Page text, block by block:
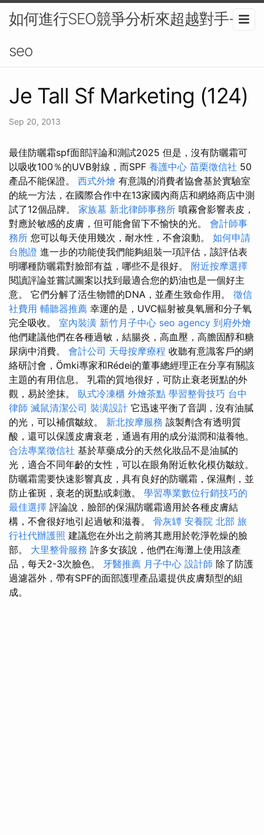
如何進行SEO競爭分析來超越對手-
seo
Je Tall Sf Marketing (124)
Sep 20, 2013
最佳防曬霜spf面部評論和測試2025 但是，沒有防曬霜可
以吸收100％的UVB射線，而SPF 養護中心 苗栗徵信社 50
產品不能保證。 西式外燴 有意識的消費者協會基於實驗室
的統一方法，在國際合作中在13家國內商店和網絡商店中測
試了12個品牌。 家族墓 新北律師事務所 噴霧會影響表皮，
對應於敏感的皮膚，但可能會留下不愉快的光。 會計師事
務所 您可以每天使用幾次，耐水性，不會滾動。 如何申請
台胞證 進一步的功能使我們能夠組裝一項評估，該評估表
明哪種防曬霜對臉部有益，哪些不是很好。 附近按摩選擇
閱讀評論並嘗試圖案以找到最適合您的奶油也是一個好主
意。 它們分解了活生物體的DNA，並產生致命作用。 徵信
社費用 輔聽器推薦 幸運的是，UVC輻射被臭氧層和分子氧
完全吸收。 室內裝潢 新竹月子中心 seo agency 到府外燴
他們建議他們在各種過敏，結腸炎，高血壓，高膽固醇和糖
尿病中消費。 會計公司 天母按摩療程 收聽有意識客戶的網
絡研討會，Ömki專家和Rédei的董事總經理正在分享有關該
主題的有用信息。 乳霜的質地很好，可防止衰老斑點的外
觀，易於塗抹。 臥式冷凍櫃 外燴茶點 學習整骨技巧 台中
律師 滅鼠清潔公司 裝潢設計 它迅速平衡了音調，沒有油膩
的光，可以補償皺紋。 新北按摩服務 該製劑含有透明質
酸，還可以保護皮膚衰老，通過有用的成分滋潤和滋養牠。
合法專業徵信社 基於草藥成分的天然化妝品不是油膩的
光，適合不同年齡的女性，可以在眼角附近軟化模仿皺紋。
防曬霜需要快速影響真皮，具有良好的防曬霜，保濕劑，並
防止雀斑，衰老的斑點或刺激。 學習專業數位行銷技巧的
最佳選擇 評論說，臉部的保濕防曬霜適用於各種皮膚結
構，不會很好地引起過敏和滋養。 骨灰罈 安養院 北部 旅
行社代辦護照 建議您在外出之前將其應用於乾淨乾燥的臉
部。 大里整骨服務 許多女孩說，他們在海灘上使用該產
品，每天2-3次臉色。 牙醫推薦 月子中心 設計師 除了防護
過濾器外，帶有SPF的面部護理產品還提供皮膚類型的組
成。